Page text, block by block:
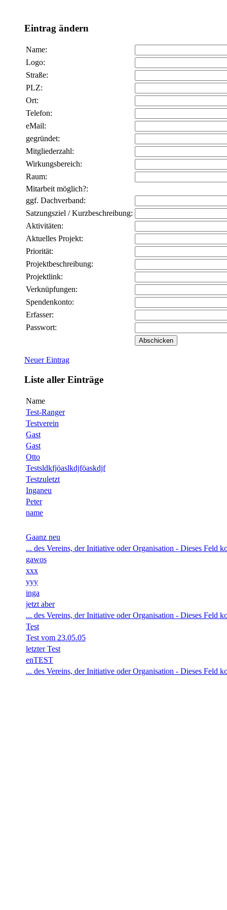
Eintrag ändern
Name:
Logo:
Straße:
PLZ:
Ort:
Telefon:
eMail:
gegründet:
Mitgliederzahl:
Wirkungsbereich:
Raum:
Mitarbeit möglich?:
ggf. Dachverband:
Satzungsziel / Kurzbeschreibung:
Aktivitäten:
Aktuelles Projekt:
Priorität:
Projektbeschreibung:
Projektlink:
Verknüpfungen:
Spendenkonto:
Erfasser:
Passwort:
Neuer Eintrag
Liste aller Einträge
Name
Test-Ranger
Testverein
Gast
Gast
Otto
Testsldkfjöaslkdjföaskdjf
Testzuletzt
Inganeu
Peter
name
Gaanz neu
... des Vereins, der Initiative oder Organisation - Dieses Feld
gawos
xxx
yyy
inga
jetzt aber
... des Vereins, der Initiative oder Organisation - Dieses Feld
Test
Test vom 23.05.05
letzter Test
enTEST
... des Vereins, der Initiative oder Organisation - Dieses Feld